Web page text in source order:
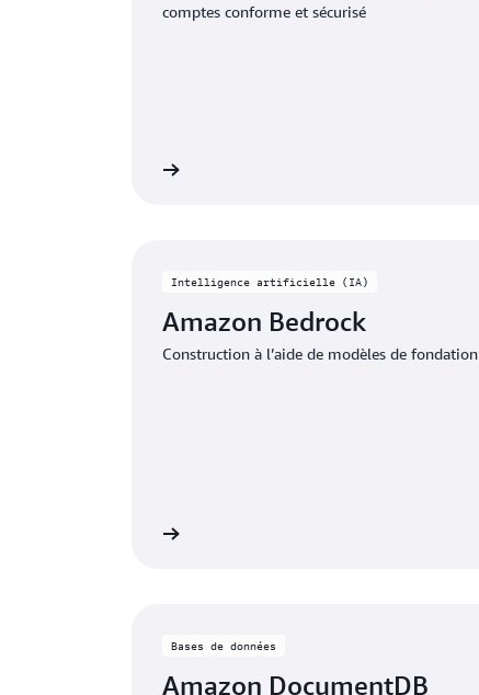
comptes conforme et sécurisé
Intelligence artificielle (IA)
Amazon Bedrock
Construction à l’aide de modèles de fondation
Bases de données
Amazon DocumentDB